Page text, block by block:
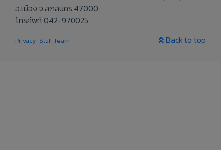
อ.เมือง จ.สกลนคร 47000
โทรศัพท์ 042-970025
Back to top
Privacy· Staff Team